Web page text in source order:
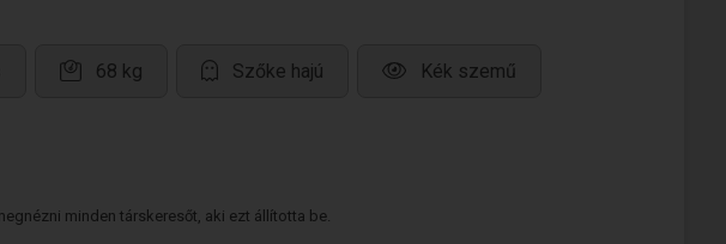
68 kg Szőke hajú Kék szemű
minden társkeresőt, aki ezt állította be.